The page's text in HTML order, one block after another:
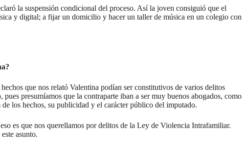
la suspensión condicional del proceso. Así la joven consiguió que el
y digital; a fijar un domicilio y hacer un taller de música en un colegio con
que nos relató Valentina podían ser constitutivos de varios delitos
presumíamos que la contraparte iban a ser muy buenos abogados, como
los hechos, su publicidad y el carácter público del imputado.
es que nos querellamos por delitos de la Ley de Violencia Intrafamiliar.
asunto.